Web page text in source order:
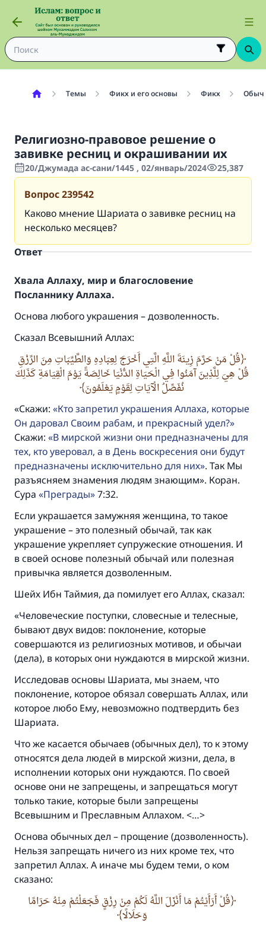
Темы Фикх и его основы Фикх
Религиозно-правовое решение о
завивке ресниц и окрашивании их
20/Джумада ас-сани/1445 , 02/январь/2024 25,387
Вопрос239542
Каково мнение Шариата о завивке ресниц на
несколько месяцев?
Ответ
Хвала Аллаху, мир и благословение
Посланнику Аллаха.
Основа любого украшения – дозволенность.
Сказал Всевышний Аллах:
قُلْ مَنْ حَرَّمَ زِينَةَ اللَّهِ الَّتِي أَخْرَجَ لِعِبَادِهِ وَالطَّيِّبَاتِ مِنَ الرِّزْقِ
قُلْ هِيَ لِلَّذِينَ آمَنُوا فِي الْحَيَاةِ الدُّنْيَا خَالِصَةً يَوْمَ الْقِيَامَةِ كَذَلِكَ
نُفَصِّلُ الْآيَاتِ لِقَوْمٍ يَعْلَمُونَ
«Скажи:
Кто запретил украшения Аллаха, которые
Он даровал Своим рабам, и прекрасный удел?
Скажи:
В мирской жизни они предназначены для
тех, кто уверовал, а в День воскресения они будут
предназначены исключительно для них . Так Мы
разъясняем знамения людям знающим». Коран.
Сура
Преграды 7:32.
Если украшается замужняя женщина, то такое
украшение – это полезный обычай, так как
украшение укрепляет супружеские отношения. И
в своей основе полезный обычай или полезная
привычка является дозволенным.
Шейх Ибн Таймия, да помилует его Аллах, сказал:
«Человеческие поступки, словесные и телесные,
бывают двух видов: поклонение, которые
совершаются из религиозных мотивов, и обычаи
(дела), в которых они нуждаются в мирской жизни.
Исследовав основы Шариата, мы знаем, что
поклонение, которое обязал совершать Аллах, или
которое любо Ему, невозможно подтвердить без
Шариата.
Что же касается обычаев (обычных дел), то к этому
относятся дела людей в мирской жизни, дела, в
исполнении которых они нуждаются. По своей
основе они не запрещены, и запрещаться могут
только такие, которые были запрещены
Всевышним и Преславным Аллахом. <…>
Основа обычных дел – прощение (дозволенность).
Нельзя запрещать ничего из них кроме тех, что
запретил Аллах. А иначе мы будем теми, о ком
сказано:
قُلْ أَرَأَيْتُمْ مَا أَنْزَلَ اللَّهُ لَكُمْ مِنْ رِزْقٍ فَجَعَلْتُمْ مِنْهُ حَرَامًا
وَحَلَالًا
Ответ № 110845 помог сохранить
брак.
Помогите нам предоставить ответы Умме
благословение, сказал:
«Указавшему на благое (полагается) такая
же награда как и совершившему его»